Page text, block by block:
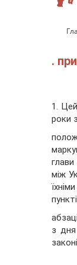
.
1.
роки
глави
між
з